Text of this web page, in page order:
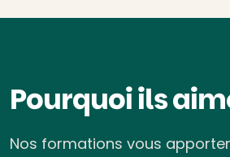
Pourquoi ils
Nos formations vous